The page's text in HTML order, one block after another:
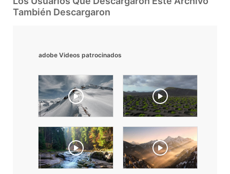
También Descargaron
adobe Videos patrocinados